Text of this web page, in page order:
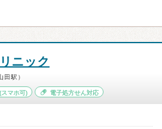
ニック
田駅）
マホ可) 電子処方せん対応